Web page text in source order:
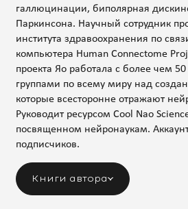
галлюцинации, биполярная
Паркинсона. Научный сотрудник
института здравоохранения по
компьютера Human Connectome
проекта Яо работала с более чем
группами по всему миру над
которые всесторонне отражают
Руководит ресурсом Cool Nao
посвященном нейронаукам.
подписчиков.
Книги автора